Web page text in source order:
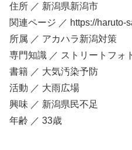
住所 ／ 新潟県新潟市
関連ページ ／ https://haruto-
所属 ／ アカハラ新潟対策
専門知識 ／ ストリートフォ
書籍 ／ 大気汚染予防
活動 ／ 大雨広場
興味 ／ 新潟県民不足
年齢 ／ 33歳